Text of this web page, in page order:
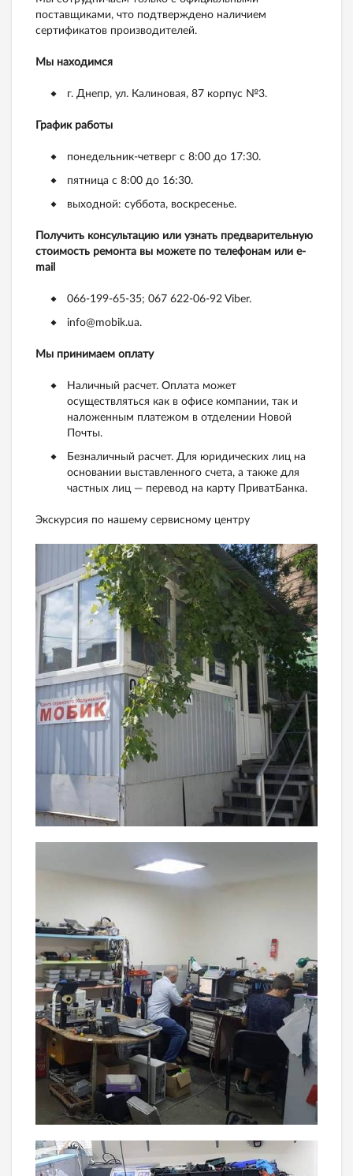
поставщиками, что подтверждено наличием
сертификатов производителей.
Мы находимся
г. Днепр, ул. Калиновая, 87 корпус №3.
График работы
понедельник-четверг с 8:00 до 17:30.
пятница с 8:00 до 16:30.
выходной: суббота, воскресенье.
Получить консультацию или узнать предварительную
стоимость ремонта вы можете по телефонам или e-
mail
066-199-65-35; 067 622-06-92 Viber.
info@mobik.ua.
Мы принимаем оплату
Наличный расчет. Оплата может
осуществляться как в офисе компании, так и
наложенным платежом в отделении Новой
Почты.
Безналичный расчет. Для юридических лиц на
основании выставленного счета, а также для
частных лиц — перевод на карту ПриватБанка.
Экскурсия по нашему сервисному центру